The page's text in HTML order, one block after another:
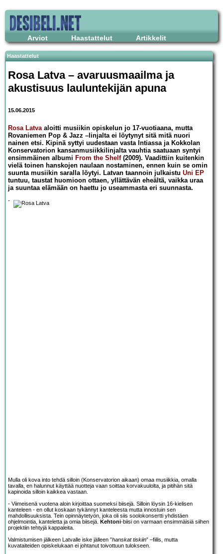
Arviot Haastattelut Artikkelit
Haastattelut
Rosa Latva – avaruusmaailma ja
akustisuus lauluntekijän apuna
15.06.2015
Rosa Latvaaloitti musiikin opiskelun jo 17-vuotiaana, mutta
Rovaniemen Pop & Jazz –linjalta ei löytynyt sitä mitä nuori
nainen etsi. Kipinä syttyi uudestaan vasta Intiassa ja Kokkolan
Konservatorion kansanmusiikkilinjalta vauhtia saatuaan syntyi
ensimmäinen albumi From the Shelf(2009). Vaadittiin kuitenkin
vielä toinen hanskojen naulaan nostaminen, ennen kuin se omin
suunta musiikin saralla löytyi. Latvan taannoin julkaistu Uni EP
tuntuu, taustat huomioon ottaen, yllättävän eheältä, vaikka uraa
ja suuntaa elämään on haettu jo useammasta eri suunnasta.
-
Mulla oli kova into tehdä silloin (Konservatorion aikaan) omaa musiikkia, omalla
tavalla, en halunnut käyttää nuotteja vaan soittaa korvakuulolta, ja pitihän sitä
kapinoida silloin kaikkea vastaan.
- Viimeisenä vuotena aloin kirjoittaa suomeksi biisejä. Silloin löysin 16-kielisen
kanteleen - en ollut koskaan tykännyt kanteleesta mutta innostuin sen
mahdollisuuksista. Tein opinnäytetyön, joka oli siis soolokonsertti yhdistäen
ohjelmointia, kanteletta ja omia biisejä. Kehtoni-biisi on varmaan ensimmäisiä siihen
projektiin tehtyjä kappaleita.
Valmistumisen jälkeen Latvalle iske jälleen ”hanskat tiskiin” –fiilis, mutta
kuvataiteiden opiskelukaan ei johtanut toivottuun tulokseen.